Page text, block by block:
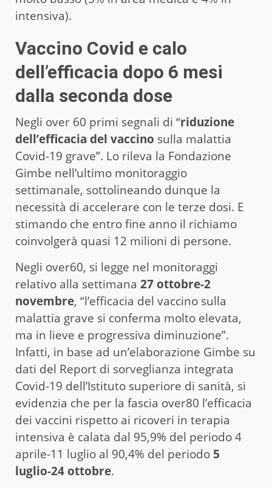
intensiva).
Vaccino Covid e calo
dell’efficacia dopo 6 mesi
dalla seconda dose
Negli over 60 primi segnali di “riduzione
dell’efficacia del vaccino sulla malattia
Covid-19 grave”. Lo rileva la Fondazione
Gimbe nell’ultimo monitoraggio
settimanale, sottolineando dunque la
necessità di accelerare con le terze dosi. E
stimando che entro fine anno il richiamo
coinvolgerà quasi 12 milioni di persone.
Negli over60, si legge nel monitoraggi
relativo alla settimana 27 ottobre-2
novembre, “l’efficacia del vaccino sulla
malattia grave si conferma molto elevata,
ma in lieve e progressiva diminuzione”.
Infatti, in base ad un’elaborazione Gimbe su
dati del Report di sorveglianza integrata
Covid-19 dell’Istituto superiore di sanità, si
evidenzia che per la fascia over80 l’efficacia
dei vaccini rispetto ai ricoveri in terapia
intensiva è calata dal 95,9% del periodo 4
aprile-11 luglio al 90,4% del periodo 5
luglio-24 ottobre.